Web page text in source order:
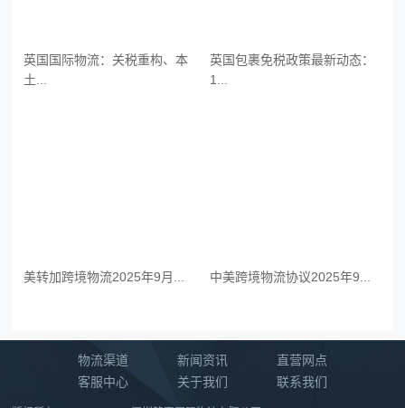
英国国际物流：关税重构、本
土...
英国包裹免税政策最新动态：
1...
美转加跨境物流2025年9月... 中美跨境物流协议2025年9...
物流渠道 新闻资讯
直营网点
客服中心
关于我们 联系我们